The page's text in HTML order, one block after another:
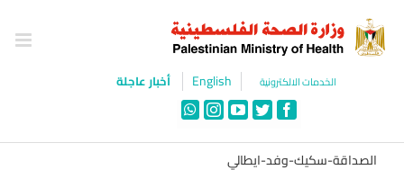
content
الخدمات الالكترونية English أخبار عاجلة
Facebook
Twitter
YouTube
Instagram
WhatsApp
الصداقة-سكيك-وفد-ايطالي